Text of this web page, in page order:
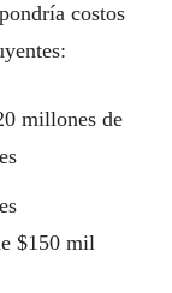
costos
millones de
$150 mil